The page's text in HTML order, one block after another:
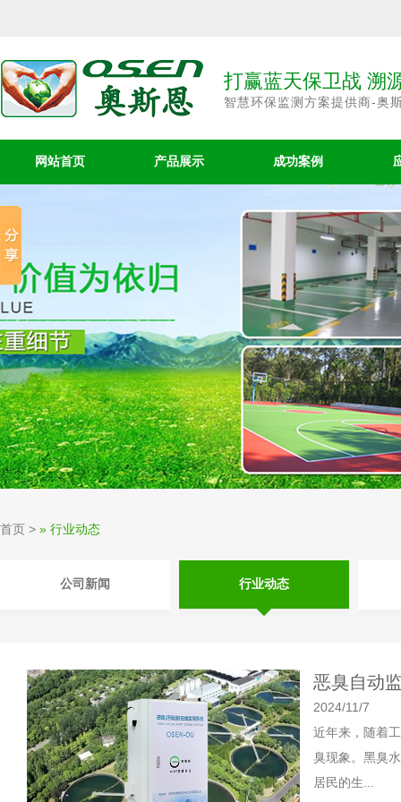
打赢蓝天保卫战 溯
智慧环保监测方案提供商-奥
网站首页 产品展示 成功案例
首页 > » 行业动态
公司新闻 行业动态
恶臭自动
2024/11/7
近年来，随着
臭现象。黑臭
居民的生...